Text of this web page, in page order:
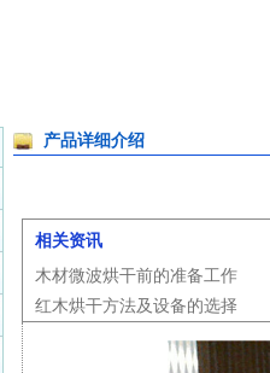
产品详细介绍
相关资讯
木材微波烘干前的准备工作
红木烘干方法及设备的选择